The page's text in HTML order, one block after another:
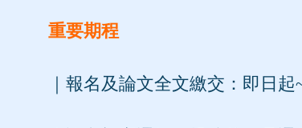
重要期程
｜報名及論文全文繳交：即日起